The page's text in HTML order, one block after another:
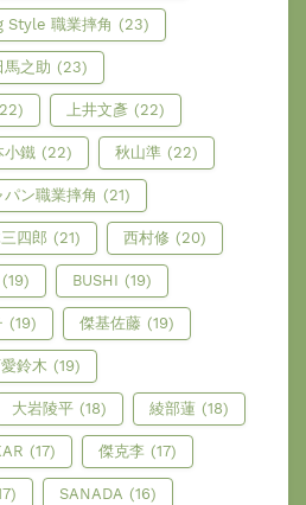
Style 職業摔角 (23)
馬之助 (23)
上井文彥 (22)
小鐵 (22) 秋山準 (22)
パン職業摔角 (21)
四郎 (21) 西村修 (20)
(19) BUSHI (19)
(19) 傑基佐藤 (19)
鈴木 (19)
大岩陵平 (18) 綾部蓮 (18)
(17) 傑克李 (17)
SANADA (16)